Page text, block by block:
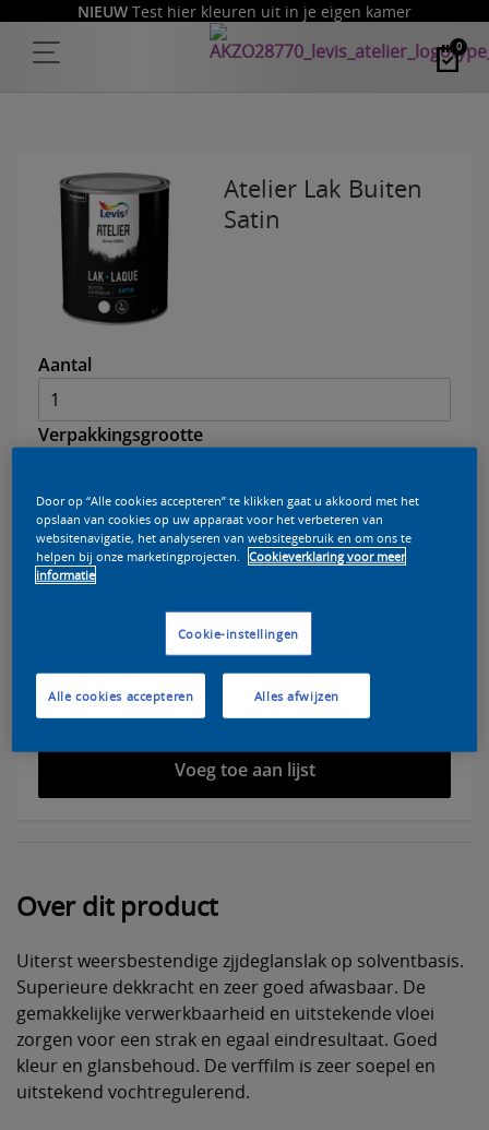
NIEUW Test hier kleuren uit in je eigen kamer
0
Atelier Lak Buiten
Satin
Aantal
Verpakkingsgrootte
Vind een verkooppunt
Voeg toe aan lijst
Over dit product
Uiterst weersbestendige zjjdeglanslak op solventbasis.
Superieure dekkracht en zeer goed afwasbaar. De
gemakkelijke verwerkbaarheid en uitstekende vloei
zorgen voor een strak en egaal eindresultaat. Goed
kleur en glansbehoud. De verffilm is zeer soepel en
uitstekend vochtregulerend.
Door op “Alle cookies accepteren” te klikken gaat u akkoord met het
opslaan van cookies op uw apparaat voor het verbeteren van
websitenavigatie, het analyseren van websitegebruik en om ons te
helpen bij onze marketingprojecten. Cookieverklaring voor meer
informatie
Cookie-instellingen
Alles afwijzen
Alle cookies accepteren